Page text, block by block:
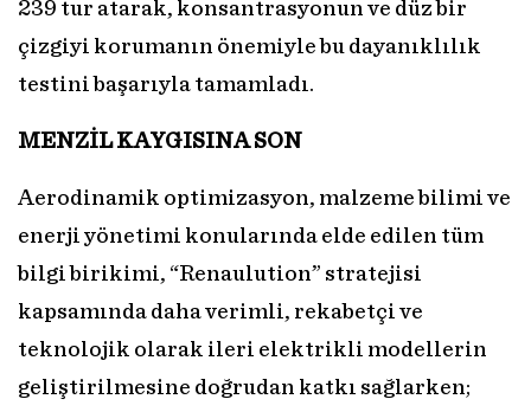
239 tur atarak, konsantrasyonun ve düz bir
çizgiyi korumanın önemiyle bu dayanıklılık
testini başarıyla tamamladı.
MENZİL KAYGISINA SON
Aerodinamik optimizasyon, malzeme bilimi ve
enerji yönetimi konularında elde edilen tüm
bilgi birikimi, “Renaulution” stratejisi
kapsamında daha verimli, rekabetçi ve
teknolojik olarak ileri elektrikli modellerin
geliştirilmesine doğrudan katkı sağlarken;